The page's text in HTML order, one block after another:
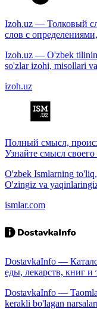
Izoh.uz — Толковый
слов с
Izoh.uz — O'zbek
so'zlar izohi, misollari
izoh.uz
Полный смысл,
Узнайте смысл
O'zbek Ismlarning
O'zingiz va
ismlar.com
DostavkaInfo —
еды, лекарств, книг и
DostavkaInfo —
kerakli bo'lagan